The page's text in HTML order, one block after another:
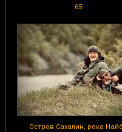
65
Остров Сахалин, река